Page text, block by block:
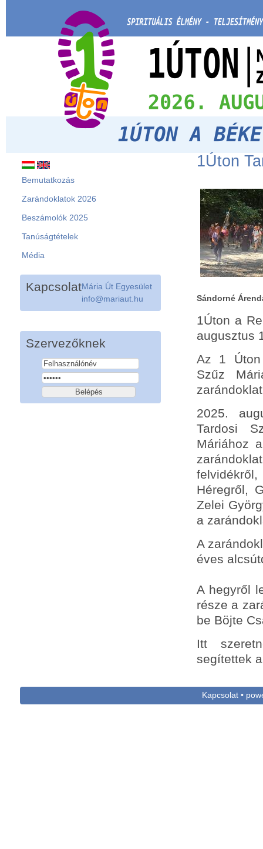
Bemutatkozás
Zarándoklatok 2026
Beszámolók 2025
Tanúságtételek
Média
KapcsolatMária Út Egyesület
info@mariaut.hu
Szervezőknek
1Úton
Sándorné
1Úton a
augusztus
Az 1 Úton
Szűz
2025.
Tardosi
Máriához
Héregről,
Zelei
a
A
éves
A hegyről
része a
be Böjte
Itt
segítettek
Kapcsolat •